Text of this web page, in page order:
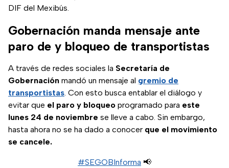
DIF del Mexibús.
Gobernación manda mensaje ante
paro de y bloqueo de transportistas
A través de redes sociales la Secretaría de
Gobernación mandó un mensaje al gremio de
transportistas. Con esto busca entablar el diálogo y
evitar que el paro y bloqueo programado para este
lunes 24 de noviembre se lleve a cabo. Sin embargo,
hasta ahora no se ha dado a conocer que el movimiento
se cancele.
#SEGOBInforma 📢